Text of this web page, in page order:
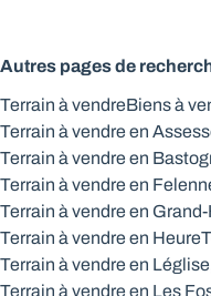
Max. budget
Autres pages de
Terrain à vendreBiens à
Terrain à vendre en
Terrain à vendre en
Terrain à vendre en
Terrain à vendre en
Terrain à vendre en Heure
Terrain à vendre en